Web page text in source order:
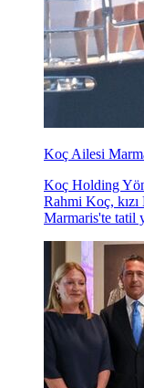
Koç Ailesi
Koç Holding
Rahmi Koç,
Marmaris'te tatil